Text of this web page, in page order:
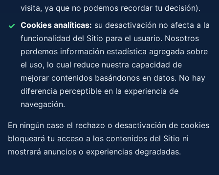
visita, ya que no podemos recordar tu decisión).
Cookies analíticas: su desactivación no afecta a la
funcionalidad del Sitio para el usuario. Nosotros
perdemos información estadística agregada sobre
el uso, lo cual reduce nuestra capacidad de
mejorar contenidos basándonos en datos. No hay
diferencia perceptible en la experiencia de
navegación.
En ningún caso el rechazo o desactivación de cookies
bloqueará tu acceso a los contenidos del Sitio ni
mostrará anuncios o experiencias degradadas.